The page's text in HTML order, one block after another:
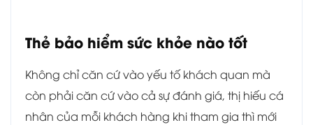
Thẻ bảo hiểm sức khỏe nào tốt
Không chỉ căn cứ vào yếu tố khách quan mà
còn phải căn cứ vào cả sự đánh giá, thị hiếu cá
nhân của mỗi khách hàng khi tham gia thì mới